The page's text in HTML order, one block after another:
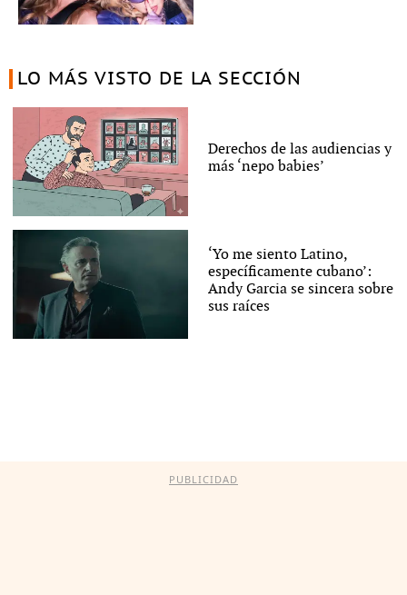
LO MÁS VISTO DE LA SECCIÓN
Derechos de las audiencias y
más ‘nepo babies’
‘Yo me siento Latino,
específicamente cubano’:
Andy Garcia se sincera sobre
sus raíces
PUBLICIDAD